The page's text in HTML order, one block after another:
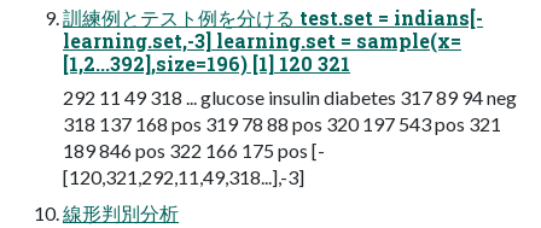
訓練例とテスト例を分ける test.set = indians[-
learning.set,-3] learning.set = sample(x=
[1,2...392],size=196) [1] 120 321
292 11 49 318 ... glucose insulin diabetes 317 89 94 neg
318 137 168 pos 319 78 88 pos 320 197 543 pos 321
189 846 pos 322 166 175 pos [-
[120,321,292,11,49,318...],-3]
線形判別分析